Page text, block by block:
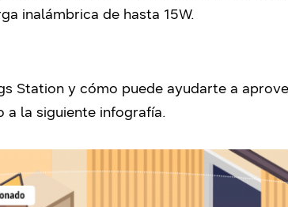
inalámbrica de hasta 15W.
Station y cómo puede ayudarte a
a la siguiente infografía.